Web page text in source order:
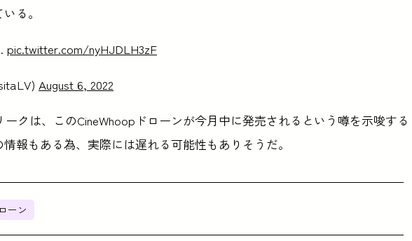
る。
pic.twitter.com/nyHJDLH3zF
August 6, 2022
クは、このCineWhoopドローンが今月中に発売されるという噂を示唆する
報もある為、実際には遅れる可能性もありそうだ。
ーン